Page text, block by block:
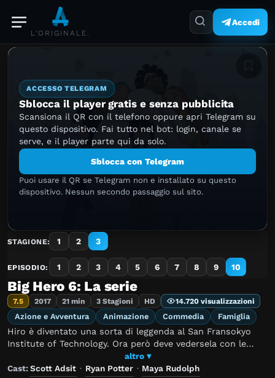
L'ORIGINALE.
Accedi
ACCESSO TELEGRAM
Sblocca il player gratis e senza pubblicita
Scansiona il QR con il telefono oppure apri Telegram su
questo dispositivo. Fai tutto nel bot: login, canale se
serve, e il player parte qui da solo.
Sblocca con Telegram
Puoi usare il QR se Telegram non e installato su questo
dispositivo. Nessun secondo passaggio sul sito.
STAGIONE: 1 2 3
EPISODIO: 1 2 3 4 5 6 7 8 9 10
Big Hero 6: La serie
7.5 2017 21 min 3 Stagioni HD 14.720 visualizzazioni
Azione e Avventura Animazione Commedia Famiglia
Hiro è diventato una sorta di leggenda al San Fransokyo
Institute of Technology. Ora però deve vedersela con le
sfide di tutti i giorni a scuola, soprattutto perché si ritrova
al college pur essendo poco più che un ragazzino. E al di
altro ▾
Cast:Scott Adsit · Ryan Potter · Maya Rudolph